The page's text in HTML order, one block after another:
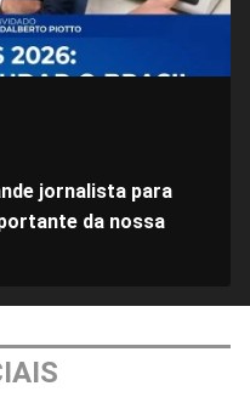
jornalista para
da nossa